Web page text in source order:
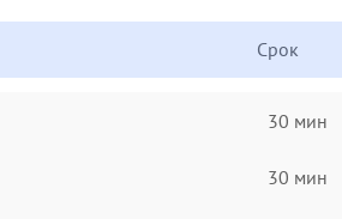
Срок
30 мин
30 мин